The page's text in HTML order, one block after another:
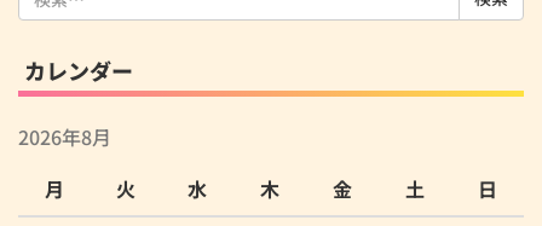
索:
カレンダー
2026年8月
月
火 水 木 金 土
日